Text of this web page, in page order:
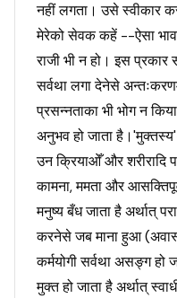
नहीं लगता। उसे स्वीकार
मेरेको सेवक कहें --ऐसा
राजी भी न हो। इस
सर्वथा लगा देनेसे
प्रसन्नताका भी भोग न
अनुभव हो जाता
उन क्रियाओँ और शरीरादि
कामना, ममता और
मनुष्य बँध जाता है अर्थात्
करनेसे जब माना हुआ
कर्मयोगी सर्वथा असङ्ग हो
मुक्त हो जाता है अर्थात्